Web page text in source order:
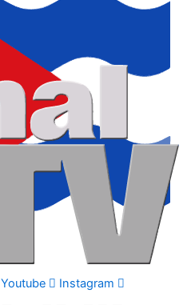
Youtube Instagram